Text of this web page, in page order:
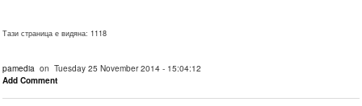
Тази страница е видяна: 1118
pamedia on Tuesday 25 November 2014 - 15:04:12
Add Comment